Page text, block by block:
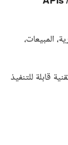
المبيعات،
قابلة للتنفيذ